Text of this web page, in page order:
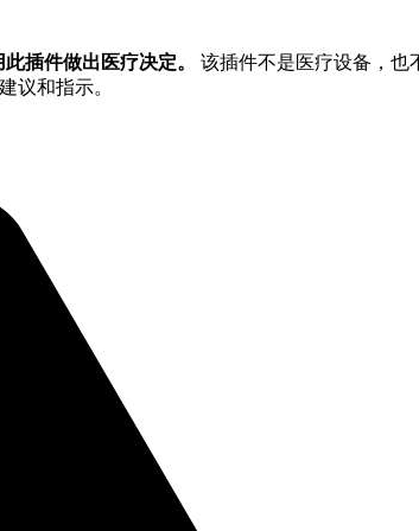
插件做出医疗决定。
该插件不是医疗设备，也
议和指示。